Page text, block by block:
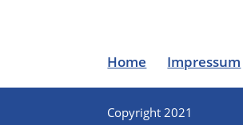
Home Impressum
Copyright 2021